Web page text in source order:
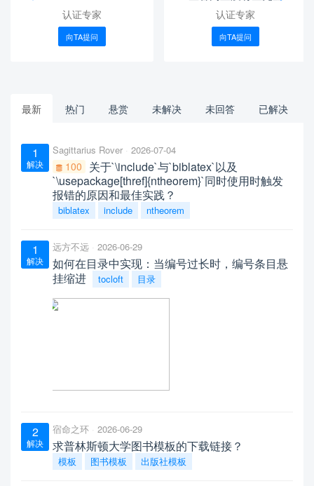
认证专家
向TA提问
认证专家
向TA提问
最新 热门 悬赏 未解决 未回答 已解决
1
解决
Sagittarius Rover 2026-07-04
100 关于`\include`与`biblatex`以及
`\usepackage[thref]{ntheorem}`同时使用时触发
报错的原因和最佳实践？
biblatex include ntheorem
1
解决
远方不远 2026-06-29
如何在目录中实现：当编号过长时，编号条目悬
挂缩进
tocloft 目录
2
解决
宿命之环 2026-06-29
求普林斯顿大学图书模板的下载链接？
模板 图书模板 出版社模板